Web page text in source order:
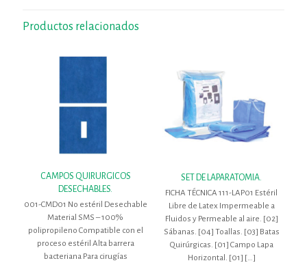
Productos relacionados
CAMPOS QUIRURGICOS
DESECHABLES.
001-CMD01 No estéril Desechable
Material SMS – 100%
polipropileno Compatible con el
proceso estéril Alta barrera
bacteriana Para cirugías
SET DE LAPARATOMIA.
FICHA TÉCNICA 111-LAP01 Estéril
Libre de Latex Impermeable a
Fluidos y Permeable al aire. [02]
Sábanas. [04] Toallas. [03] Batas
Quirúrgicas. [01] Campo Lapa
Horizontal. [01] […]